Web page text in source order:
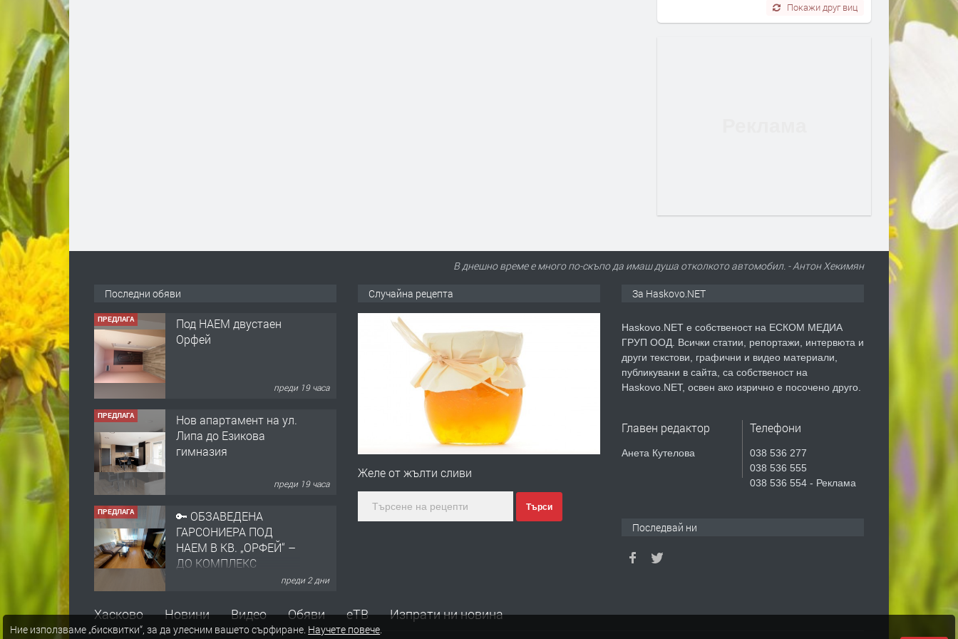
Покажи друг виц
В днешно време е много по-скъпо да имаш душа отколкото автомобил. - Антон Хекимян
Последни обяви
ПРЕДЛАГА
Под НАЕМ двустаен
Орфей
преди 19 часа
ПРЕДЛАГА
Нов апартамент на ул.
Липа до Езикова
гимназия
преди 19 часа
ПРЕДЛАГА
🔑 ОБЗАВЕДЕНА
ГАРСОНИЕРА ПОД
НАЕМ В КВ. „ОРФЕЙ“ –
ДО КОМПЛЕКС
преди 2 дни
НАПЪЛНО ОБЗАВЕДЕН
И ОБОРУДВАН
Случайна рецепта
Желе от жълти сливи
Търси
За Haskovo.NET
Haskovo.NET е собственост на ЕСКОМ МЕДИА
ГРУП ООД. Всички статии, репортажи, интервюта и
други текстови, графични и видео материали,
публикувани в сайта, са собственост на
Haskovo.NET, освен ако изрично е посочено друго.
Главен редактор
Анета Кутелова
Телефони
038 536 277
038 536 555
038 536 554 - Реклама
Последвай ни
Хасково Новини Видео Обяви еТВ Изпрати ни новина
Ние използваме „бисквитки“, за да улесним вашето сърфиране. Научете повече.